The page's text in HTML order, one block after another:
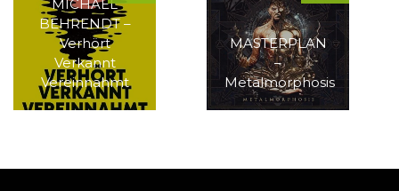
MICHAEL
BEHRENDT –
Verhört
Verkannt
Vereinnahmt
MASTERPLAN
–
Metalmorphosis